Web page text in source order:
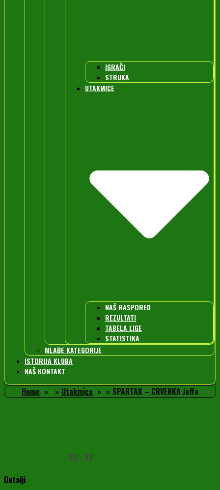
IGRAČI
STRUKA
UTAKMICE
NAŠ RASPORED
REZULTATI
TABELA LIGE
STATISTIKA
MLAĐE KATEGORIJE
ISTORIJA KLUBA
NAŠ KONTAKT
Home Utakmica SPARTAK – CRVENKA Jaffa
22 - 22
Detalji